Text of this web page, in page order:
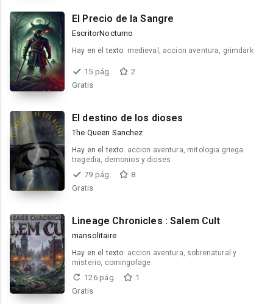
El Precio de la Sangre
EscritorNocturno
Hay en el texto: medieval, accion aventura, grimdark
15 pág.
2
Gratis
El destino de los dioses
The Queen Sanchez
Hay en el texto: accion aventura, mitologia griega
tragedia, demonios y dioses
79 pág.
8
Gratis
Lineage Chronicles : Salem Cult
mansolitaire
Hay en el texto: accion aventura, sobrenatural y
misterio, comingofage
126 pág.
1
Gratis